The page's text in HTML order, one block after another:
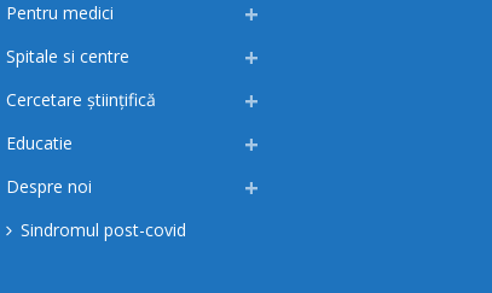
Pentru medici
Spitale si centre
Cercetare științifică
Educatie
Despre noi
Sindromul post-covid